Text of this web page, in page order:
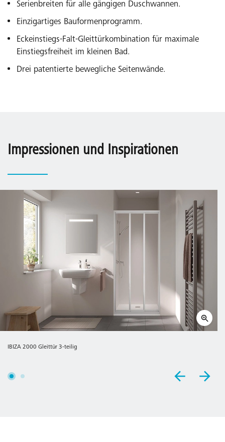
Serienbreiten für alle gängigen Duschwannen.
Einzigartiges Bauformenprogramm.
Eckeinstiegs-Falt-Gleittürkombination für maximale
Einstiegsfreiheit im kleinen Bad.
Drei patentierte bewegliche Seitenwände.
Impressionen und Inspirationen
IBIZA 2000 Gleittür 3-teilig